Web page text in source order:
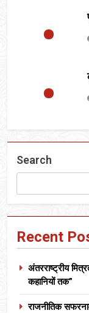
Search
Recent
अंतरराष्ट्रीय
कहानियों तक”
राजनीतिक